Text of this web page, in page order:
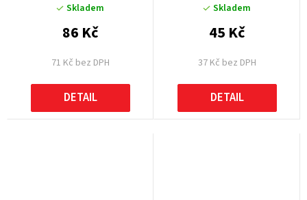
Skladem
71 Kč bez DPH
86 Kč
DETAIL
Skladem
37 Kč bez DPH
45 Kč
DETAIL